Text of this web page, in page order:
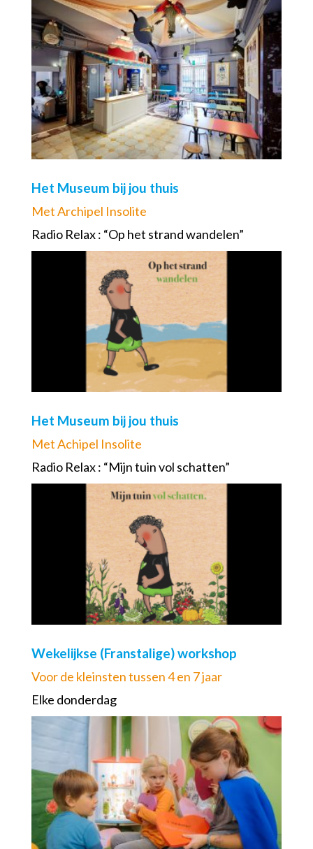
Het Museum bij jou thuis
Met Archipel Insolite
Radio Relax : “Op het strand wandelen”
Het Museum bij jou thuis
Met Achipel Insolite
Radio Relax : “Mijn tuin vol schatten”
Wekelijkse (Franstalige) workshop
Voor de kleinsten tussen 4 en 7 jaar
Elke donderdag